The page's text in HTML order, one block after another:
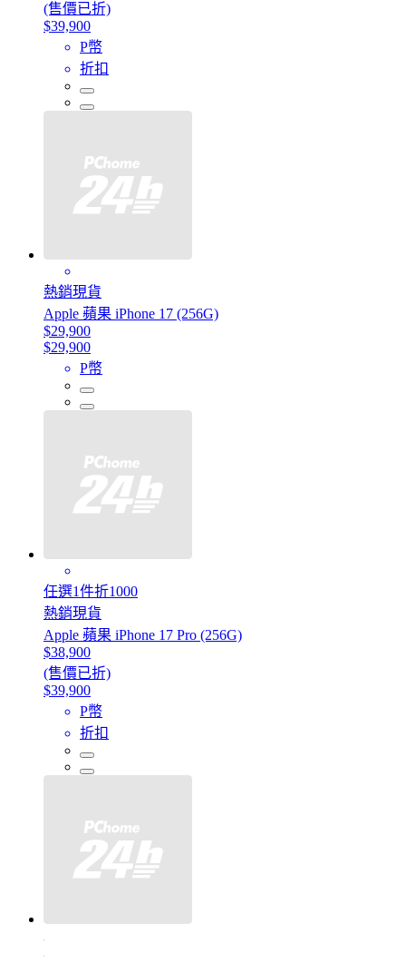
(售價已折)
$39,900
P幣
折扣
熱銷現貨
Apple 蘋果 iPhone 17 (256G)
$29,900
$29,900
P幣
任選1件折1000
熱銷現貨
Apple 蘋果 iPhone 17 Pro (256G)
$38,900
(售價已折)
$39,900
P幣
折扣